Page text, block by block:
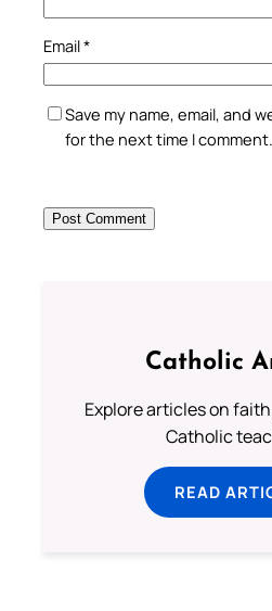
Email*
Save my name, email, and
for the next time I comment.
Catholic
Explore articles on
Catholic
READ